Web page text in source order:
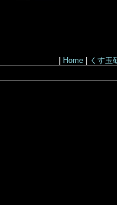
くす玉
Home